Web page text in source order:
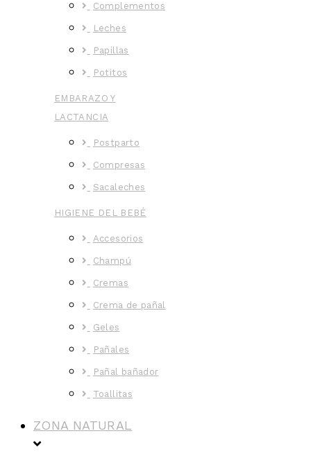
Complementos
Leches
Papillas
Potitos
EMBARAZO Y
LACTANCIA
Postparto
Compresas
Sacaleches
HIGIENE DEL BEBÉ
Accesorios
Champú
Cremas
Crema de pañal
Geles
Pañales
Pañal bañador
Toallitas
ZONA NATURAL